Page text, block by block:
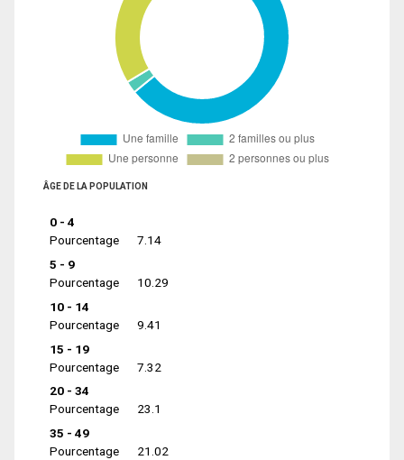
ÂGE DE LA POPULATION
0 - 4
Pourcentage
7.14
5 - 9
Pourcentage
10.29
10 - 14
Pourcentage
9.41
15 - 19
Pourcentage
7.32
20 - 34
Pourcentage
23.1
35 - 49
Pourcentage
21.02